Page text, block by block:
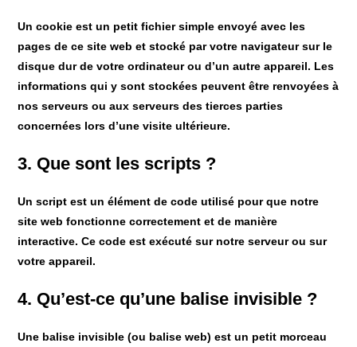
Un cookie est un petit fichier simple envoyé avec les
pages de ce site web et stocké par votre navigateur sur le
disque dur de votre ordinateur ou d’un autre appareil. Les
informations qui y sont stockées peuvent être renvoyées à
nos serveurs ou aux serveurs des tierces parties
concernées lors d’une visite ultérieure.
3. Que sont les scripts ?
Un script est un élément de code utilisé pour que notre
site web fonctionne correctement et de manière
interactive. Ce code est exécuté sur notre serveur ou sur
votre appareil.
4. Qu’est-ce qu’une balise invisible ?
Une balise invisible (ou balise web) est un petit morceau